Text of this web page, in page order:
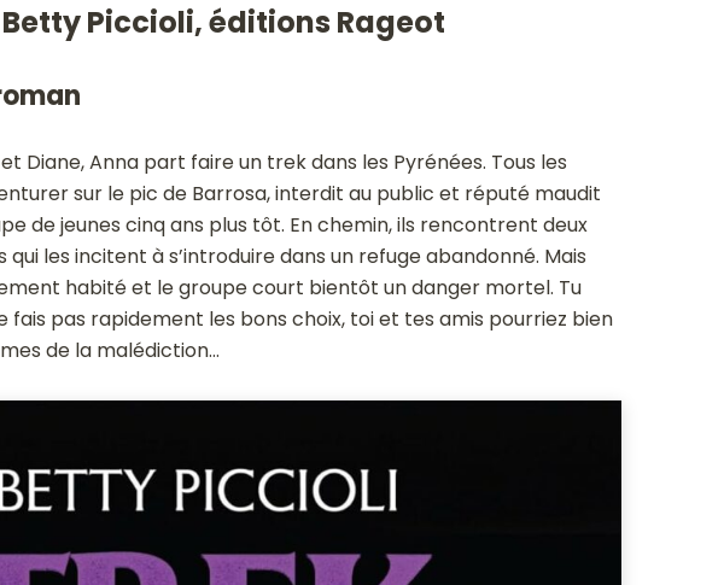
Piccioli, éditions Rageot
Diane, Anna part faire un trek dans les Pyrénées. Tous les
sur le pic de Barrosa, interdit au public et réputé maudit
de jeunes cinq ans plus tôt. En chemin, ils rencontrent deux
les incitent à s’introduire dans un refuge abandonné. Mais
habité et le groupe court bientôt un danger mortel. Tu
fais pas rapidement les bons choix, toi et tes amis pourriez bien
de la malédiction…